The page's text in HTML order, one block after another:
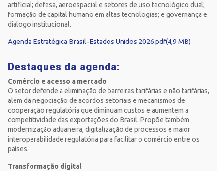
artificial; defesa, aeroespacial e setores de uso tecnológico dual;
formação de capital humano em altas tecnologias; e governança e
diálogo institucional.
Agenda Estratégica Brasil-Estados Unidos 2026.pdf(4,9 MB)
Destaques da agenda:
Comércio e acesso a mercado
O setor defende a eliminação de barreiras tarifárias e não tarifárias,
além da negociação de acordos setoriais e mecanismos de
cooperação regulatória que diminuam custos e aumentem a
competitividade das exportações do Brasil. Propõe também
modernização aduaneira, digitalização de processos e maior
interoperabilidade regulatória para facilitar o comércio entre os
países.
Transformação digital